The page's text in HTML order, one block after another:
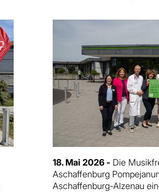
18. Mai 2026 - Die
Aschaffenburg
Aschaffenburg-Alzenau